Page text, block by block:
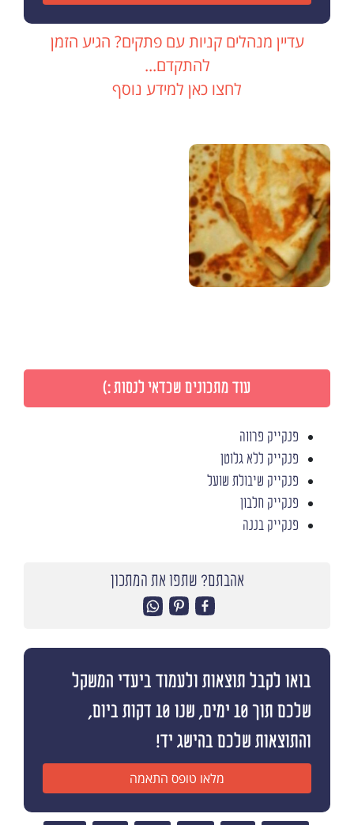
עדיין מנהלים קניות עם פתקים? הגיע הזמן
להתקדם...
לחצו כאן למידע נוסף
עוד מתכונים שכדאי לנסות :)
פנקייק פרווה
פנקייק ללא גלוטן
פנקייק שיבולת שועל
פנקייק חלבון
פנקייק בננה
אהבתם? שתפו את המתכון
בואו לקבל תוצאות ולעמוד ביעדי המשקל
שלכם תוך 10 ימים, שנו 10 דקות ביום,
והתוצאות שלכם בהישג יד!
מלאו טופס התאמה